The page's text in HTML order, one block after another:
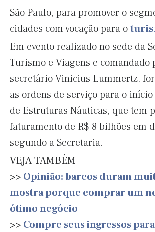
São Paulo, para promover o
cidades com vocação para o
Em evento realizado no sede da
Turismo e Viagens e comandado
secretário Vinicius Lummertz,
as ordens de serviço para o
de Estruturas Náuticas, que tem
faturamento de R$ 8 bilhões em
segundo a Secretaria.
VEJA TAMBÉM
>> Opinião: barcos duram
mostra porque comprar um
ótimo negócio
>> Compre seus ingressos para